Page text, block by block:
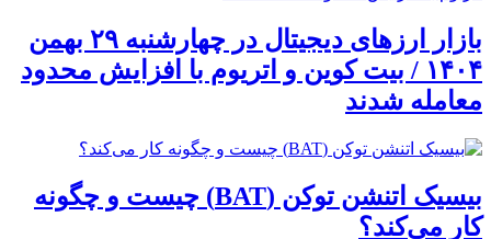
بازار ارزهای دیجیتال در چهارشنبه ۲۹ بهمن
۱۴۰۴ / بیت کوین و اتریوم با افزایش محدود
معامله شدند
بیسیک اتنشن توکن (BAT) چیست و چگونه
کار می‌کند؟